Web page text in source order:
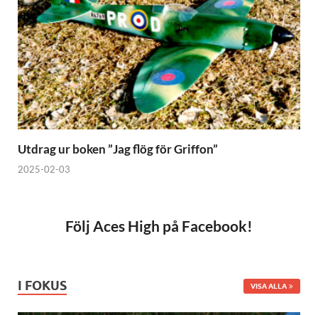
Utdrag ur boken ”Jag flög för Griffon”
2025-02-03
Följ Aces High på Facebook!
I FOKUS VISA ALLA